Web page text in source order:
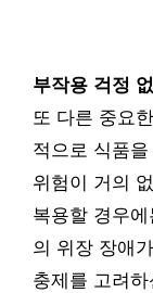
부작용 걱정
또 다른 중요
적으로 식품
위험이 거의
복용할 경우
의 위장 장애
충제를 고려